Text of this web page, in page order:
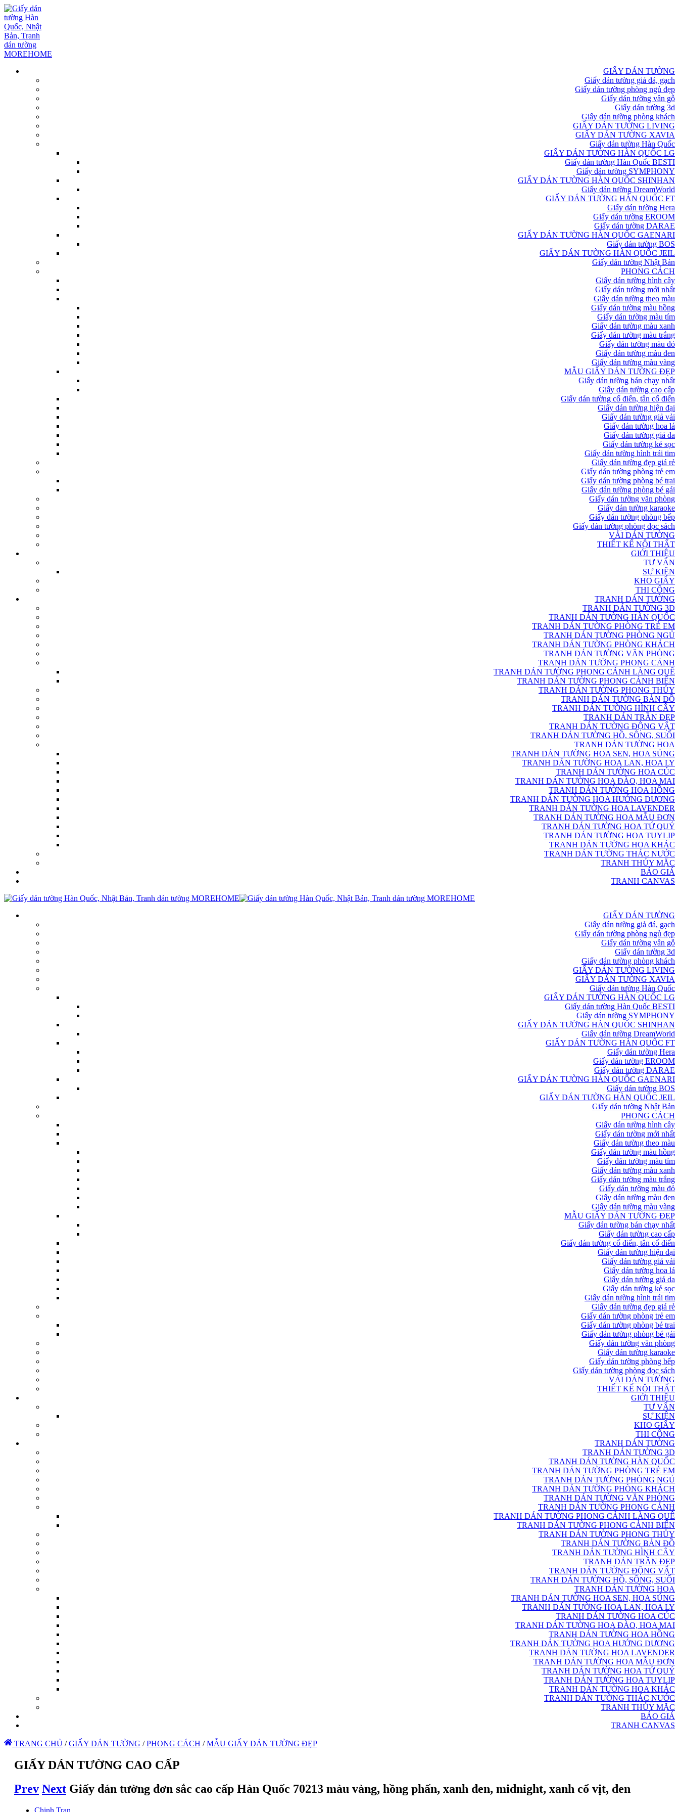
GIẤY DÁN TƯỜNG
Giấy dán tường giả đá, gạch
Giấy dán tường phòng ngủ đẹp
Giấy dán tường vân gỗ
Giấy dán tường 3d
Giấy dán tường phòng khách
GIẤY DÁN TƯỜNG LIVING
GIẤY DÁN TƯỜNG XAVIA
Giấy dán tường Hàn Quốc
GIẤY DÁN TƯỜNG HÀN QUỐC LG
Giấy dán tường Hàn Quốc BESTI
Giấy dán tường SYMPHONY
GIẤY DÁN TƯỜNG HÀN QUỐC SHINHAN
Giấy dán tường DreamWorld
GIẤY DÁN TƯỜNG HÀN QUỐC FT
Giấy dán tường Hera
Giấy dán tường EROOM
Giấy dán tường DARAE
GIẤY DÁN TƯỜNG HÀN QUỐC GAENARI
Giấy dán tường BOS
GIẤY DÁN TƯỜNG HÀN QUỐC JEIL
Giấy dán tường Nhật Bản
PHONG CÁCH
Giấy dán tường hình cây
Giấy dán tường mới nhất
Giấy dán tường theo màu
Giấy dán tường màu hồng
Giấy dán tường màu tím
Giấy dán tường màu xanh
Giấy dán tường màu trắng
Giấy dán tường màu đỏ
Giấy dán tường màu đen
Giấy dán tường màu vàng
MẪU GIẤY DÁN TƯỜNG ĐẸP
Giấy dán tường bán chạy nhất
Giấy dán tường cao cấp
Giấy dán tường cổ điển, tân cổ điển
Giấy dán tường hiện đại
Giấy dán tường giả vải
Giấy dán tường hoa lá
Giấy dán tường giả da
Giấy dán tường kẻ sọc
Giấy dán tường hình trái tim
Giấy dán tường đẹp giá rẻ
Giấy dán tường phòng trẻ em
Giấy dán tường phòng bé trai
Giấy dán tường phòng bé gái
Giấy dán tường văn phòng
Giấy dán tường karaoke
Giấy dán tường phòng bếp
Giấy dán tường phòng đọc sách
VẢI DÁN TƯỜNG
THIẾT KẾ NỘI THẤT
GIỚI THIỆU
TƯ VẤN
SỰ KIỆN
KHO GIẤY
THI CÔNG
TRANH DÁN TƯỜNG
TRANH DÁN TƯỜNG 3D
TRANH DÁN TƯỜNG HÀN QUỐC
TRANH DÁN TƯỜNG PHÒNG TRẺ EM
TRANH DÁN TƯỜNG PHÒNG NGỦ
TRANH DÁN TƯỜNG PHÒNG KHÁCH
TRANH DÁN TƯỜNG VĂN PHÒNG
TRANH DÁN TƯỜNG PHONG CẢNH
TRANH DÁN TƯỜNG PHONG CẢNH LÀNG QUÊ
TRANH DÁN TƯỜNG PHONG CẢNH BIỂN
TRANH DÁN TƯỜNG PHONG THỦY
TRANH DÁN TƯỜNG BẢN ĐỒ
TRANH DÁN TƯỜNG HÌNH CÂY
TRANH DÁN TRẦN ĐẸP
TRANH DÁN TƯỜNG ĐỘNG VẬT
TRANH DÁN TƯỜNG HỒ, SÔNG, SUỐI
TRANH DÁN TƯỜNG HOA
TRANH DÁN TƯỜNG HOA SEN, HOA SÚNG
TRANH DÁN TƯỜNG HOA LAN, HOA LY
TRANH DÁN TƯỜNG HOA CÚC
TRANH DÁN TƯỜNG HOA ĐÀO, HOA MAI
TRANH DÁN TƯỜNG HOA HỒNG
TRANH DÁN TƯỜNG HOA HƯỚNG DƯƠNG
TRANH DÁN TƯỜNG HOA LAVENDER
TRANH DÁN TƯỜNG HOA MẪU ĐƠN
TRANH DÁN TƯỜNG HOA TỨ QUÝ
TRANH DÁN TƯỜNG HOA TUYLIP
TRANH DÁN TƯỜNG HOA KHÁC
TRANH DÁN TƯỜNG THÁC NƯỚC
TRANH THỦY MẶC
BÁO GIÁ
TRANH CANVAS
GIẤY DÁN TƯỜNG
Giấy dán tường giả đá, gạch
Giấy dán tường phòng ngủ đẹp
Giấy dán tường vân gỗ
Giấy dán tường 3d
Giấy dán tường phòng khách
GIẤY DÁN TƯỜNG LIVING
GIẤY DÁN TƯỜNG XAVIA
Giấy dán tường Hàn Quốc
GIẤY DÁN TƯỜNG HÀN QUỐC LG
Giấy dán tường Hàn Quốc BESTI
Giấy dán tường SYMPHONY
GIẤY DÁN TƯỜNG HÀN QUỐC SHINHAN
Giấy dán tường DreamWorld
GIẤY DÁN TƯỜNG HÀN QUỐC FT
Giấy dán tường Hera
Giấy dán tường EROOM
Giấy dán tường DARAE
GIẤY DÁN TƯỜNG HÀN QUỐC GAENARI
Giấy dán tường BOS
GIẤY DÁN TƯỜNG HÀN QUỐC JEIL
Giấy dán tường Nhật Bản
PHONG CÁCH
Giấy dán tường hình cây
Giấy dán tường mới nhất
Giấy dán tường theo màu
Giấy dán tường màu hồng
Giấy dán tường màu tím
Giấy dán tường màu xanh
Giấy dán tường màu trắng
Giấy dán tường màu đỏ
Giấy dán tường màu đen
Giấy dán tường màu vàng
MẪU GIẤY DÁN TƯỜNG ĐẸP
Giấy dán tường bán chạy nhất
Giấy dán tường cao cấp
Giấy dán tường cổ điển, tân cổ điển
Giấy dán tường hiện đại
Giấy dán tường giả vải
Giấy dán tường hoa lá
Giấy dán tường giả da
Giấy dán tường kẻ sọc
Giấy dán tường hình trái tim
Giấy dán tường đẹp giá rẻ
Giấy dán tường phòng trẻ em
Giấy dán tường phòng bé trai
Giấy dán tường phòng bé gái
Giấy dán tường văn phòng
Giấy dán tường karaoke
Giấy dán tường phòng bếp
Giấy dán tường phòng đọc sách
VẢI DÁN TƯỜNG
THIẾT KẾ NỘI THẤT
GIỚI THIỆU
TƯ VẤN
SỰ KIỆN
KHO GIẤY
THI CÔNG
TRANH DÁN TƯỜNG
TRANH DÁN TƯỜNG 3D
TRANH DÁN TƯỜNG HÀN QUỐC
TRANH DÁN TƯỜNG PHÒNG TRẺ EM
TRANH DÁN TƯỜNG PHÒNG NGỦ
TRANH DÁN TƯỜNG PHÒNG KHÁCH
TRANH DÁN TƯỜNG VĂN PHÒNG
TRANH DÁN TƯỜNG PHONG CẢNH
TRANH DÁN TƯỜNG PHONG CẢNH LÀNG QUÊ
TRANH DÁN TƯỜNG PHONG CẢNH BIỂN
TRANH DÁN TƯỜNG PHONG THỦY
TRANH DÁN TƯỜNG BẢN ĐỒ
TRANH DÁN TƯỜNG HÌNH CÂY
TRANH DÁN TRẦN ĐẸP
TRANH DÁN TƯỜNG ĐỘNG VẬT
TRANH DÁN TƯỜNG HỒ, SÔNG, SUỐI
TRANH DÁN TƯỜNG HOA
TRANH DÁN TƯỜNG HOA SEN, HOA SÚNG
TRANH DÁN TƯỜNG HOA LAN, HOA LY
TRANH DÁN TƯỜNG HOA CÚC
TRANH DÁN TƯỜNG HOA ĐÀO, HOA MAI
TRANH DÁN TƯỜNG HOA HỒNG
TRANH DÁN TƯỜNG HOA HƯỚNG DƯƠNG
TRANH DÁN TƯỜNG HOA LAVENDER
TRANH DÁN TƯỜNG HOA MẪU ĐƠN
TRANH DÁN TƯỜNG HOA TỨ QUÝ
TRANH DÁN TƯỜNG HOA TUYLIP
TRANH DÁN TƯỜNG HOA KHÁC
TRANH DÁN TƯỜNG THÁC NƯỚC
TRANH THỦY MẶC
BÁO GIÁ
TRANH CANVAS
TRANG CHỦ / GIẤY DÁN TƯỜNG / PHONG CÁCH / MẪU GIẤY DÁN TƯỜNG ĐẸP
GIẤY DÁN TƯỜNG CAO CẤP
Prev Next Giấy dán tường đơn sắc cao cấp Hàn Quốc 70213 màu vàng, hồng phấn, xanh đen, midnight, xanh cổ vịt, đen
Chinh Tran